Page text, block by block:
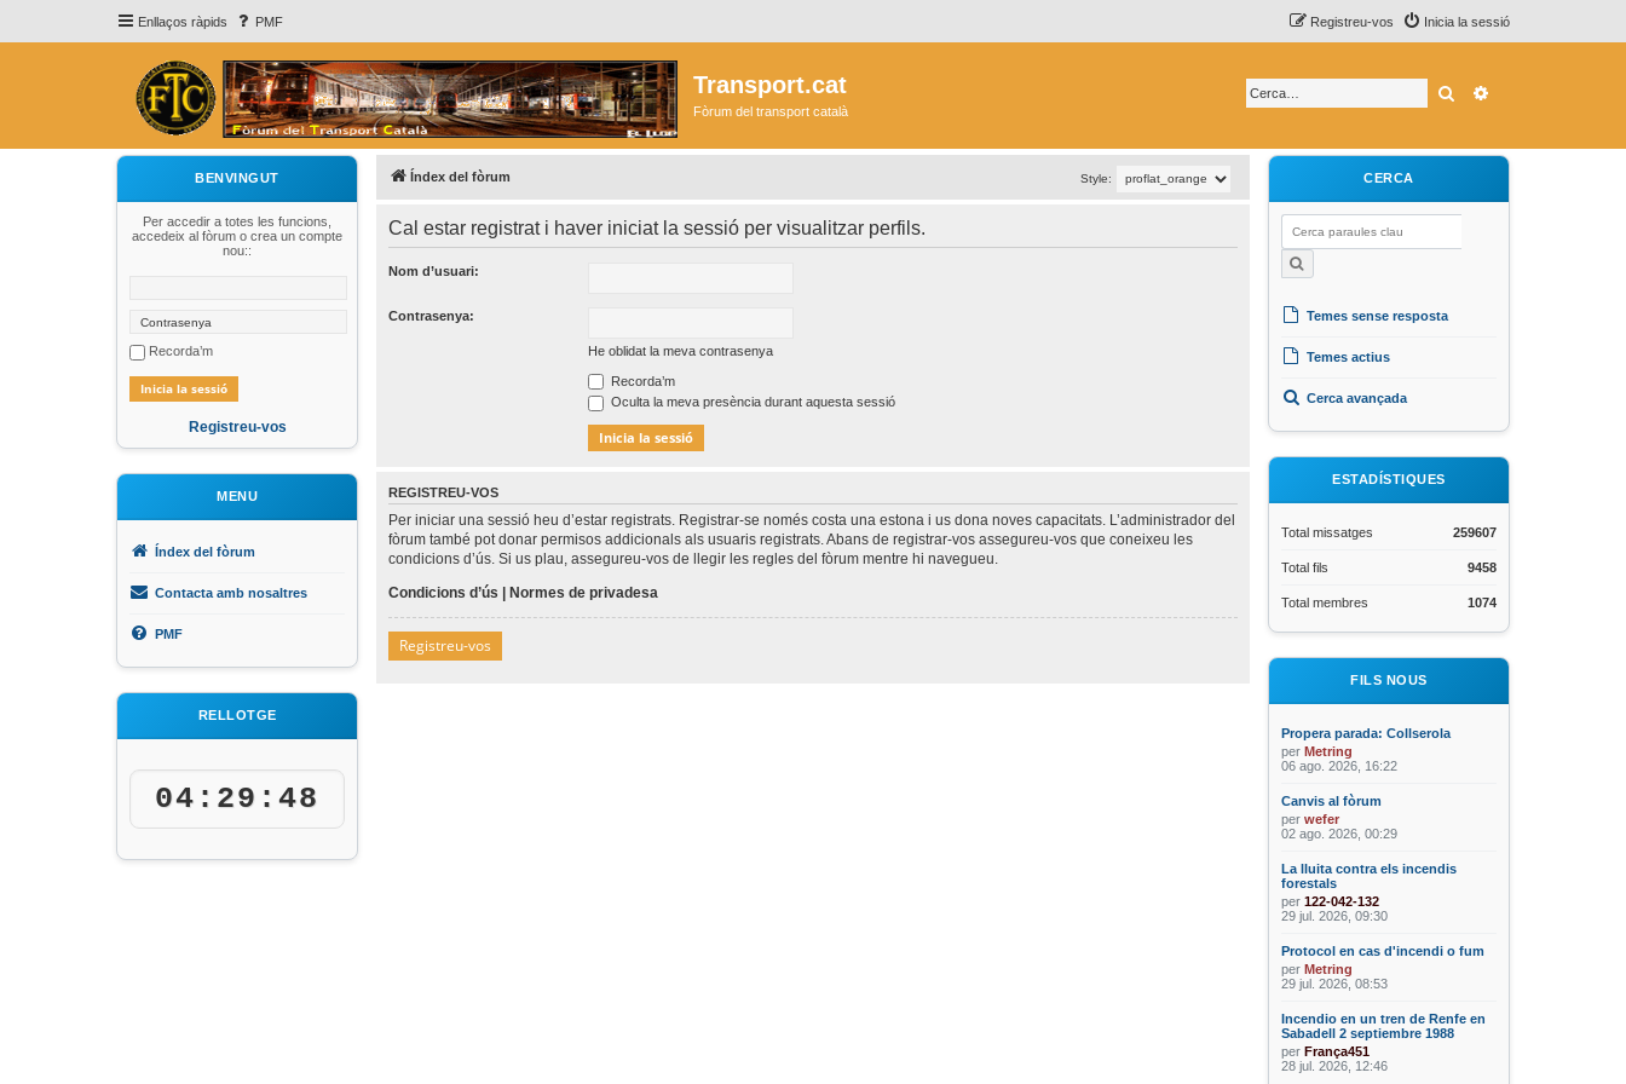
Enllaços ràpids PMF Inicia la sessió
Registreu-vos
Transport.cat
Fòrum del transport català
Cerca
BENVINGUT
Per accedir a totes les funcions,
accedeix al fòrum o crea un compte
nou::
Recorda’m
Registreu-vos
MENU
Índex del fòrum
Contacta amb nosaltres
PMF
RELLOTGE
04:29:48
Índex del fòrum Style:
Cal estar registrat i haver iniciat la sessió per visualitzar perfils.
Nom d’usuari:
Contrasenya:
He oblidat la meva contrasenya
Recorda’m
Oculta la meva presència durant aquesta sessió
REGISTREU-VOS
Per iniciar una sessió heu d’estar registrats. Registrar-se només costa una estona i us dona noves capacitats. L’administrador del
fòrum també pot donar permisos addicionals als usuaris registrats. Abans de registrar-vos assegureu-vos que coneixeu les
condicions d’ús. Si us plau, assegureu-vos de llegir les regles del fòrum mentre hi navegueu.
Condicions d’ús
Normes de privadesa
Registreu-vos
CERCA
Temes sense resposta
Temes actius
Cerca avançada
ESTADÍSTIQUES
Total missatges 259607
Total fils 9458
Total membres 1074
FILS NOUS
Propera parada: Collserola
per Metring
06 ago. 2026, 16:22
Canvis al fòrum
per wefer
02 ago. 2026, 00:29
La lluita contra els incendis
forestals
per 122-042-132
29 jul. 2026, 09:30
Protocol en cas d'incendi o fum
per Metring
29 jul. 2026, 08:53
Incendio en un tren de Renfe en
Sabadell 2 septiembre 1988
per França451
28 jul. 2026, 12:46